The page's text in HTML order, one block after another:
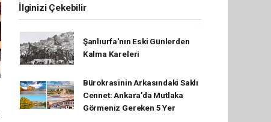
İlginizi Çekebilir
Şanlıurfa'nın Eski Günlerden
Kalma Kareleri
Bürokrasinin Arkasındaki Saklı
Cennet: Ankara’da Mutlaka
Görmeniz Gereken 5 Yer